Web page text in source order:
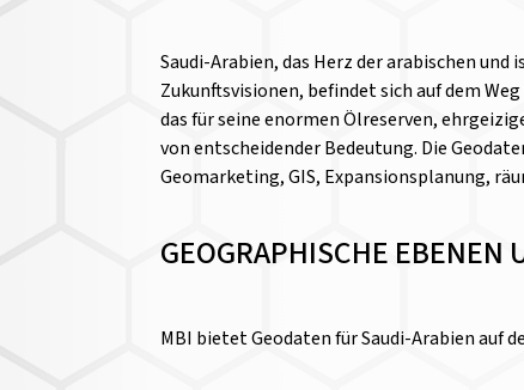
Saudi-Arabien, das Herz der arabischen
Zukunftsvisionen, befindet sich auf dem
das für seine enormen Ölreserven,
von entscheidender Bedeutung. Die
Geomarketing, GIS, Expansionsplanung,
GEOGRAPHISCHE EBENEN
MBI bietet Geodaten für Saudi-Arabien auf